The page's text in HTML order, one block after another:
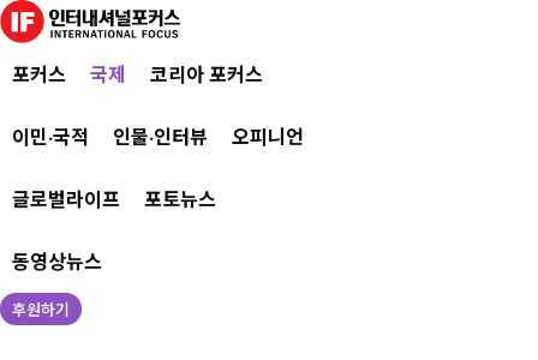
포커스 국제 코리아 포커스
이민·국적 인물·인터뷰 오피니언
글로벌라이프 포토뉴스
동영상뉴스
후원하기